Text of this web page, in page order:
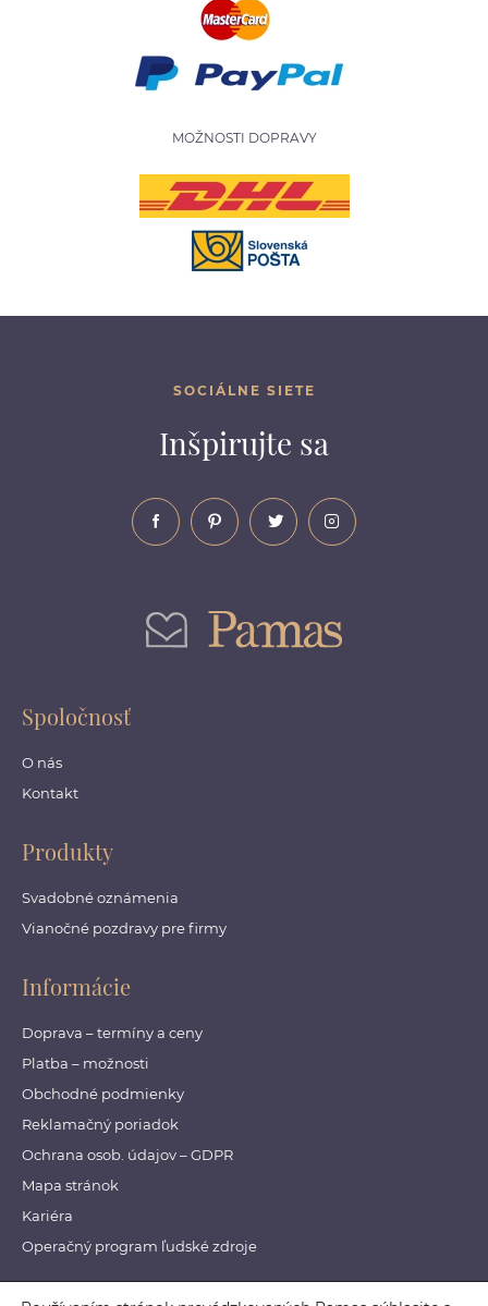
MOŽNOSTI DOPRAVY
SOCIÁLNE SIETE
Inšpirujte sa
Spoločnosť
O nás
Kontakt
Produkty
Svadobné oznámenia
Vianočné pozdravy pre firmy
Informácie
Doprava – termíny a ceny
Platba – možnosti
Obchodné podmienky
Reklamačný poriadok
Ochrana osob. údajov – GDPR
Mapa stránok
Kariéra
Operačný program ľudské zdroje